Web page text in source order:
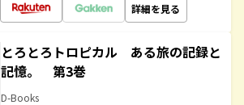
詳細を見る
とろとろトロピカル ある旅の記録と
記憶。 第3巻
D-Books